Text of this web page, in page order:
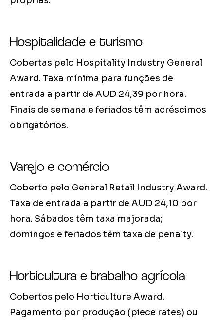
Hospitalidade e turismo
Cobertas pelo Hospitality Industry General
Award. Taxa mínima para funções de
entrada a partir de AUD 24,39 por hora.
Finais de semana e feriados têm acréscimos
obrigatórios.
Varejo e comércio
Coberto pelo General Retail Industry Award.
Taxa de entrada a partir de AUD 24,10 por
hora. Sábados têm taxa majorada;
domingos e feriados têm taxa de penalty.
Horticultura e trabalho agrícola
Cobertos pelo Horticulture Award.
Pagamento por produção (piece rates) ou